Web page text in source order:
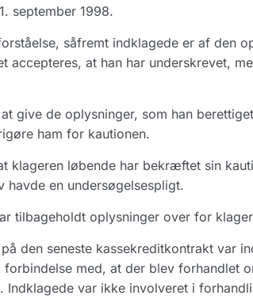
september 1998.
såfremt indklagede er af den
accepteres, at han har underskrevet,
give de oplysninger, som han
ham for kautionen.
klageren løbende har bekræftet sin
havde en undersøgelsespligt.
tilbageholdt oplysninger over for
den seneste kassekreditkontrakt var
forbindelse med, at der blev forhandlet
Indklagede var ikke involveret i